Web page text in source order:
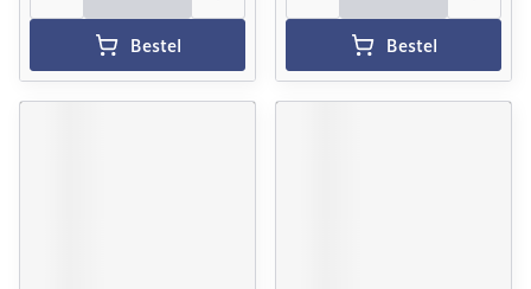
Bestel Bestel